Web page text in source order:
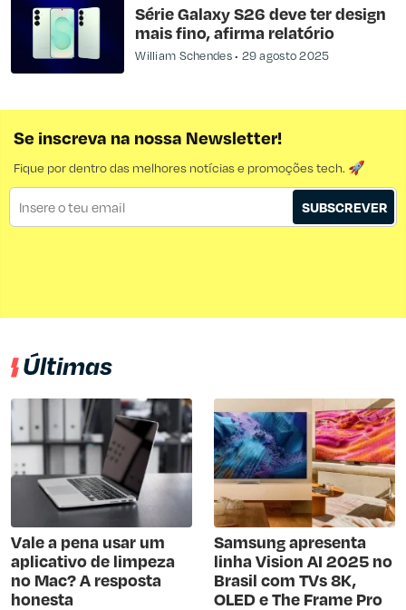
Série Galaxy S26 deve ter design
mais fino, afirma relatório
William Schendes 29 agosto 2025
Se inscreva na nossa Newsletter!
Fique por dentro das melhores notícias e promoções tech. 🚀
SUBSCREVER
Últimas
Vale a pena usar um
aplicativo de limpeza
no Mac? A resposta
honesta
Samsung apresenta
linha Vision AI 2025 no
Brasil com TVs 8K,
OLED e The Frame Pro